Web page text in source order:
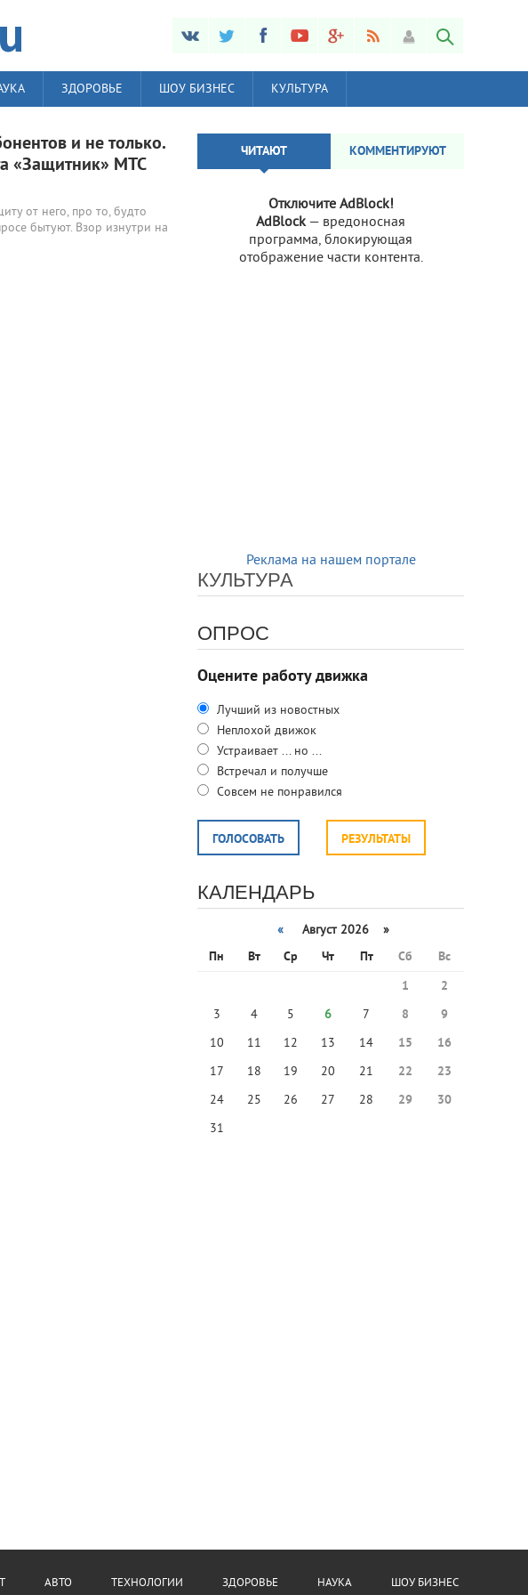
ЗДОРОВЬЕ ШОУ БИЗНЕС КУЛЬТУРА
и не только.
«Защитник» МТС
от него, про то, будто
бытуют. Взор изнутри на
ЧИТАЮТ КОММЕНТИРУЮТ
Отключите AdBlock!
AdBlock— вредоносная
программа, блокирующая
отображение части контента.
Реклама на нашем портале
КУЛЬТУРА
ОПРОС
Оцените работу движка
Лучший из новостных
Неплохой движок
Устраивает ... но ...
Встречал и получше
Совсем не понравился
ГОЛОСОВАТЬ РЕЗУЛЬТАТЫ
КАЛЕНДАРЬ
«
Август 2026 »
Пн
Вт Ср Чт Пт Сб
Вс
1
2
3
4 5 6 7 8
9
10
11 12 13 14 15
16
17
18 19 20 21 22
23
24
25 26 27 28 29
30
31
АВТО ТЕХНОЛОГИИ ЗДОРОВЬЕ НАУКА ШОУ БИЗНЕС